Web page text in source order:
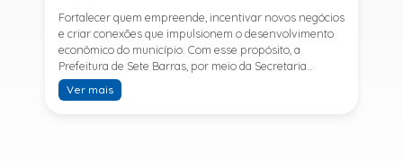
Fortalecer quem empreende, incentivar novos negócios
e criar conexões que impulsionem o desenvolvimento
econômico do município. Com esse propósito, a
Prefeitura de Sete Barras, por meio da Secretaria
Municipal de Turismo e Desenvolvimento Econômico,
promove na próxima terça-feira (11) a Rede de Negócios
Ver mais